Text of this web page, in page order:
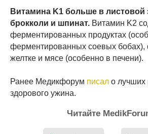
Витамина K1 больше в листовой
брокколи и шпинат. Витамин K2
ферментированных продуктах
ферментированных соевых бобах),
желтке и мясе (особенно в печени).
Ранее Медикфорум писал о лучших
здорового ужина.
Читайте